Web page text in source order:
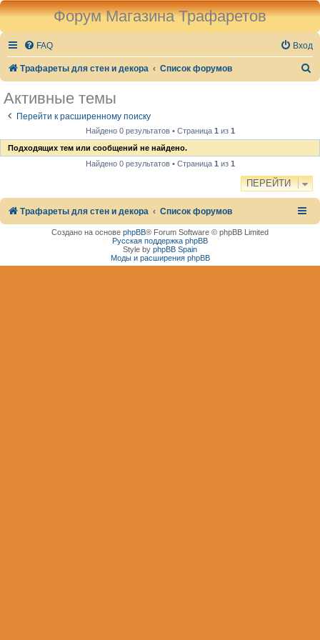
Форум Магазина Трафаретов
FAQ Вход
Трафареты для стен и декора Список форумов
к
Активные темы
Перейти к расширенному поиску
Найдено 0 результатов • Страница 1из 1
Подходящих тем или сообщений не найдено.
Найдено 0 результатов • Страница 1из 1
ПЕРЕЙТИ
Трафареты для стен и декора Список форумов
Создано на основе phpBB® Forum Software © phpBB Limited
Русская поддержка phpBB
Style by phpBB Spain
Моды и расширения phpBB